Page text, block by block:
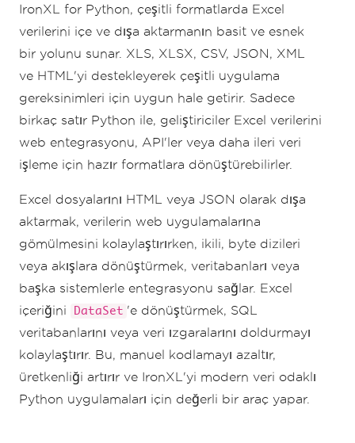
IronXL for Python, çeşitli formatlarda Excel
verilerini içe ve dışa aktarmanın basit ve esnek
bir yolunu sunar. XLS, XLSX, CSV, JSON, XML
ve HTML'yi destekleyerek çeşitli uygulama
gereksinimleri için uygun hale getirir. Sadece
birkaç satır Python ile, geliştiriciler Excel verilerini
web entegrasyonu, API'ler veya daha ileri veri
işleme için hazır formatlara dönüştürebilirler.
Excel dosyalarını HTML veya JSON olarak dışa
aktarmak, verilerin web uygulamalarına
gömülmesini kolaylaştırırken, ikili, byte dizileri
veya akışlara dönüştürmek, veritabanları veya
başka sistemlerle entegrasyonu sağlar. Excel
içeriğini
DataSet 'e dönüştürmek, SQL
veritabanlarını veya veri ızgaralarını doldurmayı
kolaylaştırır. Bu, manuel kodlamayı azaltır,
üretkenliği artırır ve IronXL'yi modern veri odaklı
Python uygulamaları için değerli bir araç yapar.